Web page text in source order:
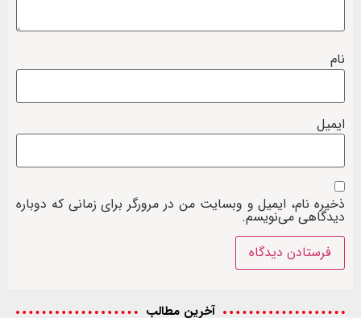
نام
ایمیل
ذخیره نام، ایمیل و وبسایت من در مرورگر برای زمانی که دوباره
دیدگاهی می‌نویسم.
آخرین مطالب